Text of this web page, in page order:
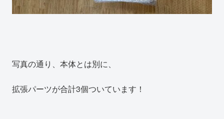
写真の通り、本体とは別に、
拡張パーツが合計3個ついています！